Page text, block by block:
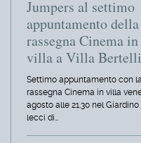
Jumpers al settimo
appuntamento della
rassegna Cinema in
villa a Villa Bertelli
Settimo appuntamento con la
rassegna Cinema in villa
agosto alle 21.30 nel Giardino
lecci di…